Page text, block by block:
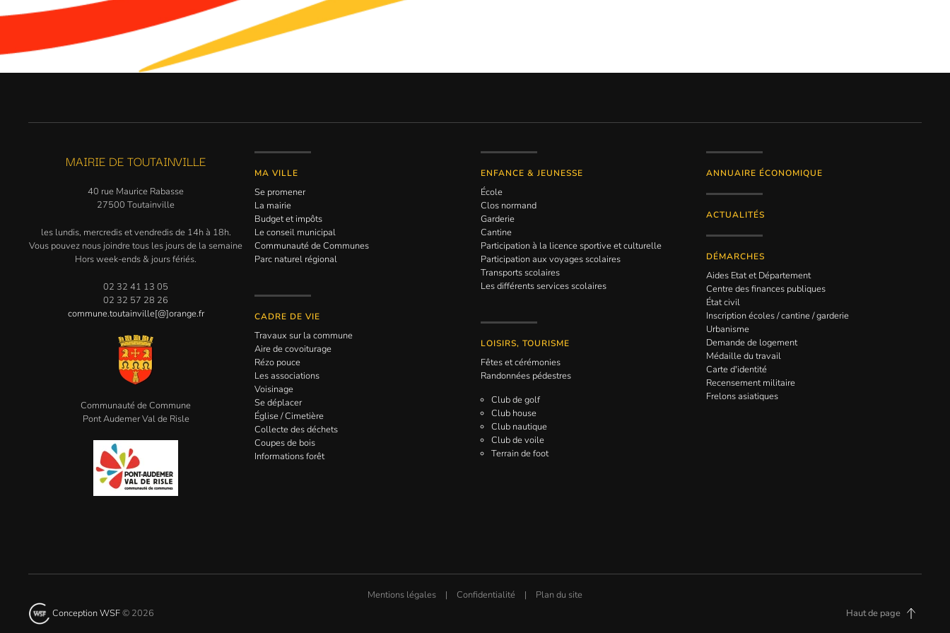
MAIRIE DE TOUTAINVILLE
40 rue Maurice Rabasse
27500 Toutainville
les lundis, mercredis et vendredis de 14h à 18h.
Vous pouvez nous joindre tous les jours de la semaine
Hors week-ends & jours fériés.
02 32 41 13 05
02 32 57 28 26
commune.toutainville[@]orange.fr
Communauté de Commune
Pont Audemer Val de Risle
MA VILLE
Se promener
La mairie
Budget et impôts
Le conseil municipal
Communauté de Communes
Parc naturel régional
CADRE DE VIE
Travaux sur la commune
Aire de covoiturage
Rézo pouce
Les associations
Voisinage
Se déplacer
Église / Cimetière
Collecte des déchets
Coupes de bois
Informations forêt
ENFANCE & JEUNESSE
École
Clos normand
Garderie
Cantine
Participation à la licence sportive et culturelle
Participation aux voyages scolaires
Transports scolaires
Les différents services scolaires
LOISIRS, TOURISME
Fêtes et cérémonies
Randonnées pédestres
Club de golf
Club house
Club nautique
Club de voile
Terrain de foot
ANNUAIRE ÉCONOMIQUE
ACTUALITÉS
DÉMARCHES
Aides Etat et Département
Centre des finances publiques
État civil
Inscription écoles / cantine / garderie
Urbanisme
Demande de logement
Médaille du travail
Carte d'identité
Recensement militaire
Frelons asiatiques
Conception WSF© 2026
Mentions légales | Confidentialité | Plan du site
Haut de page